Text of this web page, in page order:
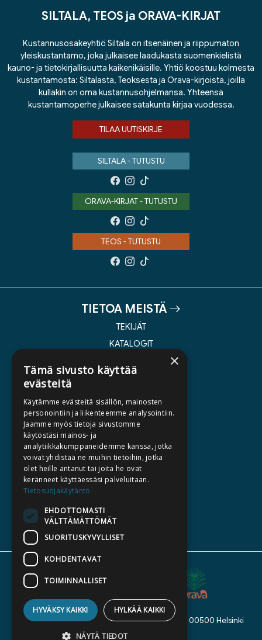
SILTALA, TEOS ja ORAVA-KIRJAT
Kustannusosakeyhtiö Siltala on itsenäinen ja riippumaton
yleiskustantamo, joka julkaisee laadukasta suomenkielistä
kauno- ja tietokirjallisuutta kaikenikäisille. Yhtiö koostuu kolmesta
kustantamosta: Siltalasta, Teoksesta ja Orava-kirjoista, joilla
kullakin on oma kustannusohjelmansa. Yhteensä
kustantamoperhe julkaisee satakunta kirjaa vuodessa.
TILAA UUTISKIRJE
SILTALA - TUTUSTU
ORAVA-KIRJAT - TUTUSTU
TEOS - TUTUSTU
TIETOA MEISTÄ
TEKIJÄT
KATALOGIT
KIRJA TILAUSTYÖNÄ
MEDIALLE
LASKUTUSOSOITTEET
SILTALA.FI
ENNAKKOTILATTAVAT
LAHJAKORTTI
Kustannusosakeyhtiö Siltala, Suvilahdenkatu 7, 00500 Helsinki
© 2026 Siltala
×
Tämä sivusto käyttää
evästeitä
Käytämme evästeitä sisällön, mainosten
personointiin ja liikenteemme analysointiin.
Jaamme myös tietoja sivustomme
käytöstäsi mainos- ja
analytiikkakumppaneidemme kanssa, jotka
voivat yhdistää ne muihin tietoihin, jotka
olet heille antanut tai joita he ovat
keränneet käyttäessäsi palveluitaan.
Tietosuojakäytäntö
EHDOTTOMASTI
VÄLTTÄMÄTTÖMÄT
SUORITUSKYVYLLISET
KOHDENTAVAT
TOIMINNALLISET
HYVÄKSY KAIKKI HYLKÄÄ KAIKKI
NÄYTÄ TIEDOT